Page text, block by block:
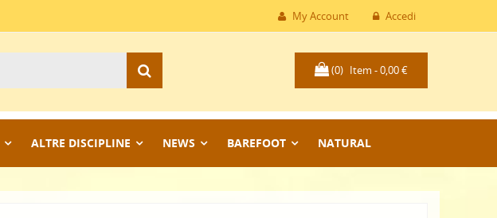
My Account Accedi
(0) Item -0,00 €
ALTRE DISCIPLINE NEWS BAREFOOT NATURAL